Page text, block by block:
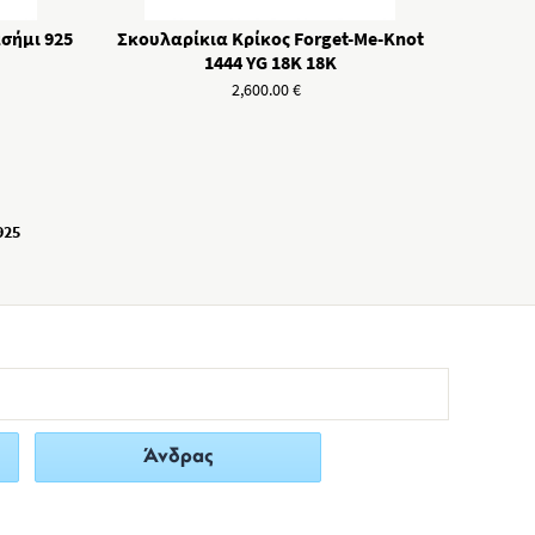
925
Σκουλαρίκια Κρίκος Forget-Me-Knot
1444 YG 18K 18K
2,600.00€
Άνδρας